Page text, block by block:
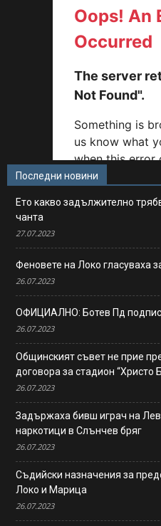
Последни новини
Ето какво задължително
чанта
27.07.2023
Феновете на Локо гласуваха
26.07.2023
ОФИЦИАЛНО: Ботев Пд
26.07.2023
Общинският съвет не прие
договора за стадион “Христо
26.07.2023
Задържаха бивш играч на
наркотици в Слънчев бряг
26.07.2023
Съдийски назначения за
Локо и Марица
26.07.2023